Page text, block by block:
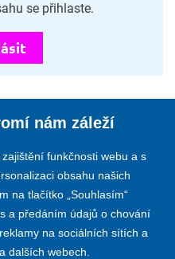
se přihlaste.
REPUBLIKY
00 PRAHA 1
,+420 224 212 670
ČESKÉ REPUBLIKY
nám záleží
funkčnosti webu a s
obsahu našich
na tlačítko „Souhlasím“
a předáním údajů o chování
na sociálních sítích a
dalších webech.